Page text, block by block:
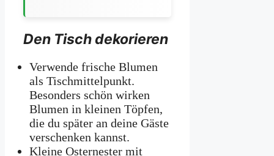
Den Tisch dekorieren
Verwende frische Blumen
als Tischmittelpunkt.
Besonders schön wirken
Blumen in kleinen Töpfen,
die du später an deine Gäste
verschenken kannst.
Kleine Osternester mit